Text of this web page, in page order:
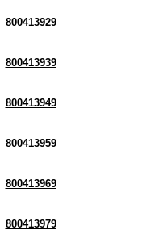
800413929
800413939
800413949
800413959
800413969
800413979